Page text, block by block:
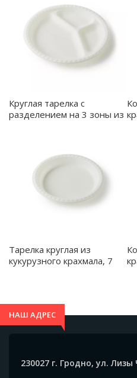
Круглая тарелка с
разделением на 3 зоны из
Тарелка круглая из
кукурузного крахмала, 7
НАШ АДРЕС
230027 г. Гродно, ул.